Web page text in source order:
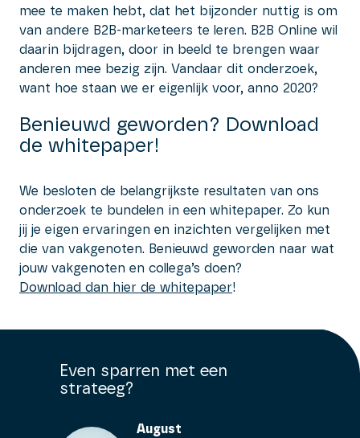
mee te maken hebt, dat het bijzonder nuttig is om
van andere B2B-marketeers te leren. B2B Online wil
daarin bijdragen, door in beeld te brengen waar
anderen mee bezig zijn. Vandaar dit onderzoek,
want hoe staan we er eigenlijk voor, anno 2020?
Benieuwd geworden? Download
de whitepaper!
We besloten de belangrijkste resultaten van ons
onderzoek te bundelen in een whitepaper. Zo kun
jij je eigen ervaringen en inzichten vergelijken met
die van vakgenoten. Benieuwd geworden naar wat
jouw vakgenoten en collega’s doen?
Download dan hier de whitepaper!
Even sparren met een
strateeg?
August